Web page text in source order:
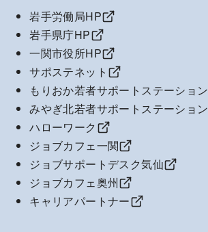
岩手労働局HP
岩手県庁HP
一関市役所HP
サポステネット
もりおか若者サポートステーション
みやぎ北若者サポートステーション
ハローワーク
ジョブカフェ一関
ジョブサポートデスク気仙
ジョブカフェ奥州
キャリアパートナー